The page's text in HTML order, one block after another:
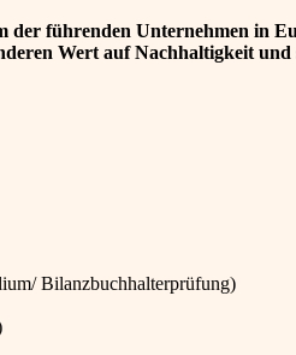
der führenden Unternehmen in
Wert auf Nachhaltigkeit
Bilanzbuchhalterprüfung)